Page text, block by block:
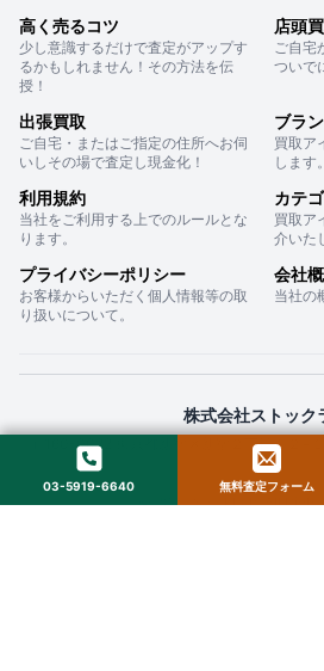
高く売るコツ
少し意識するだけで査定がアップす
るかもしれません！その方法を伝
授！
店頭
ご自宅
ついで
出張買取
ご自宅・またはご指定の住所へお伺
いしその場で査定し現金化！
ブラ
買取ア
します。
利用規約
当社をご利用する上でのルールとな
ります。
カテ
買取ア
介いた
プライバシーポリシー
お客様からいただく個人情報等の取
り扱いについて。
会社
当社の
株式会社ストック
〒160-0022 東京都新宿区新宿２丁目１２−
© 2025 StockLab. All
03-5919-6640 無料査定フォーム